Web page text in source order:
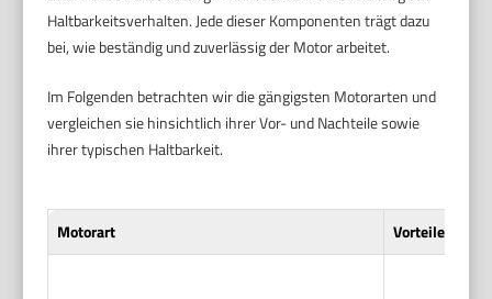
Haltbarkeitsverhalten. Jede dieser Komponenten trägt dazu
bei, wie beständig und zuverlässig der Motor arbeitet.
Im Folgenden betrachten wir die gängigsten Motorarten und
vergleichen sie hinsichtlich ihrer Vor- und Nachteile sowie
ihrer typischen Haltbarkeit.
Motorart Vorteile